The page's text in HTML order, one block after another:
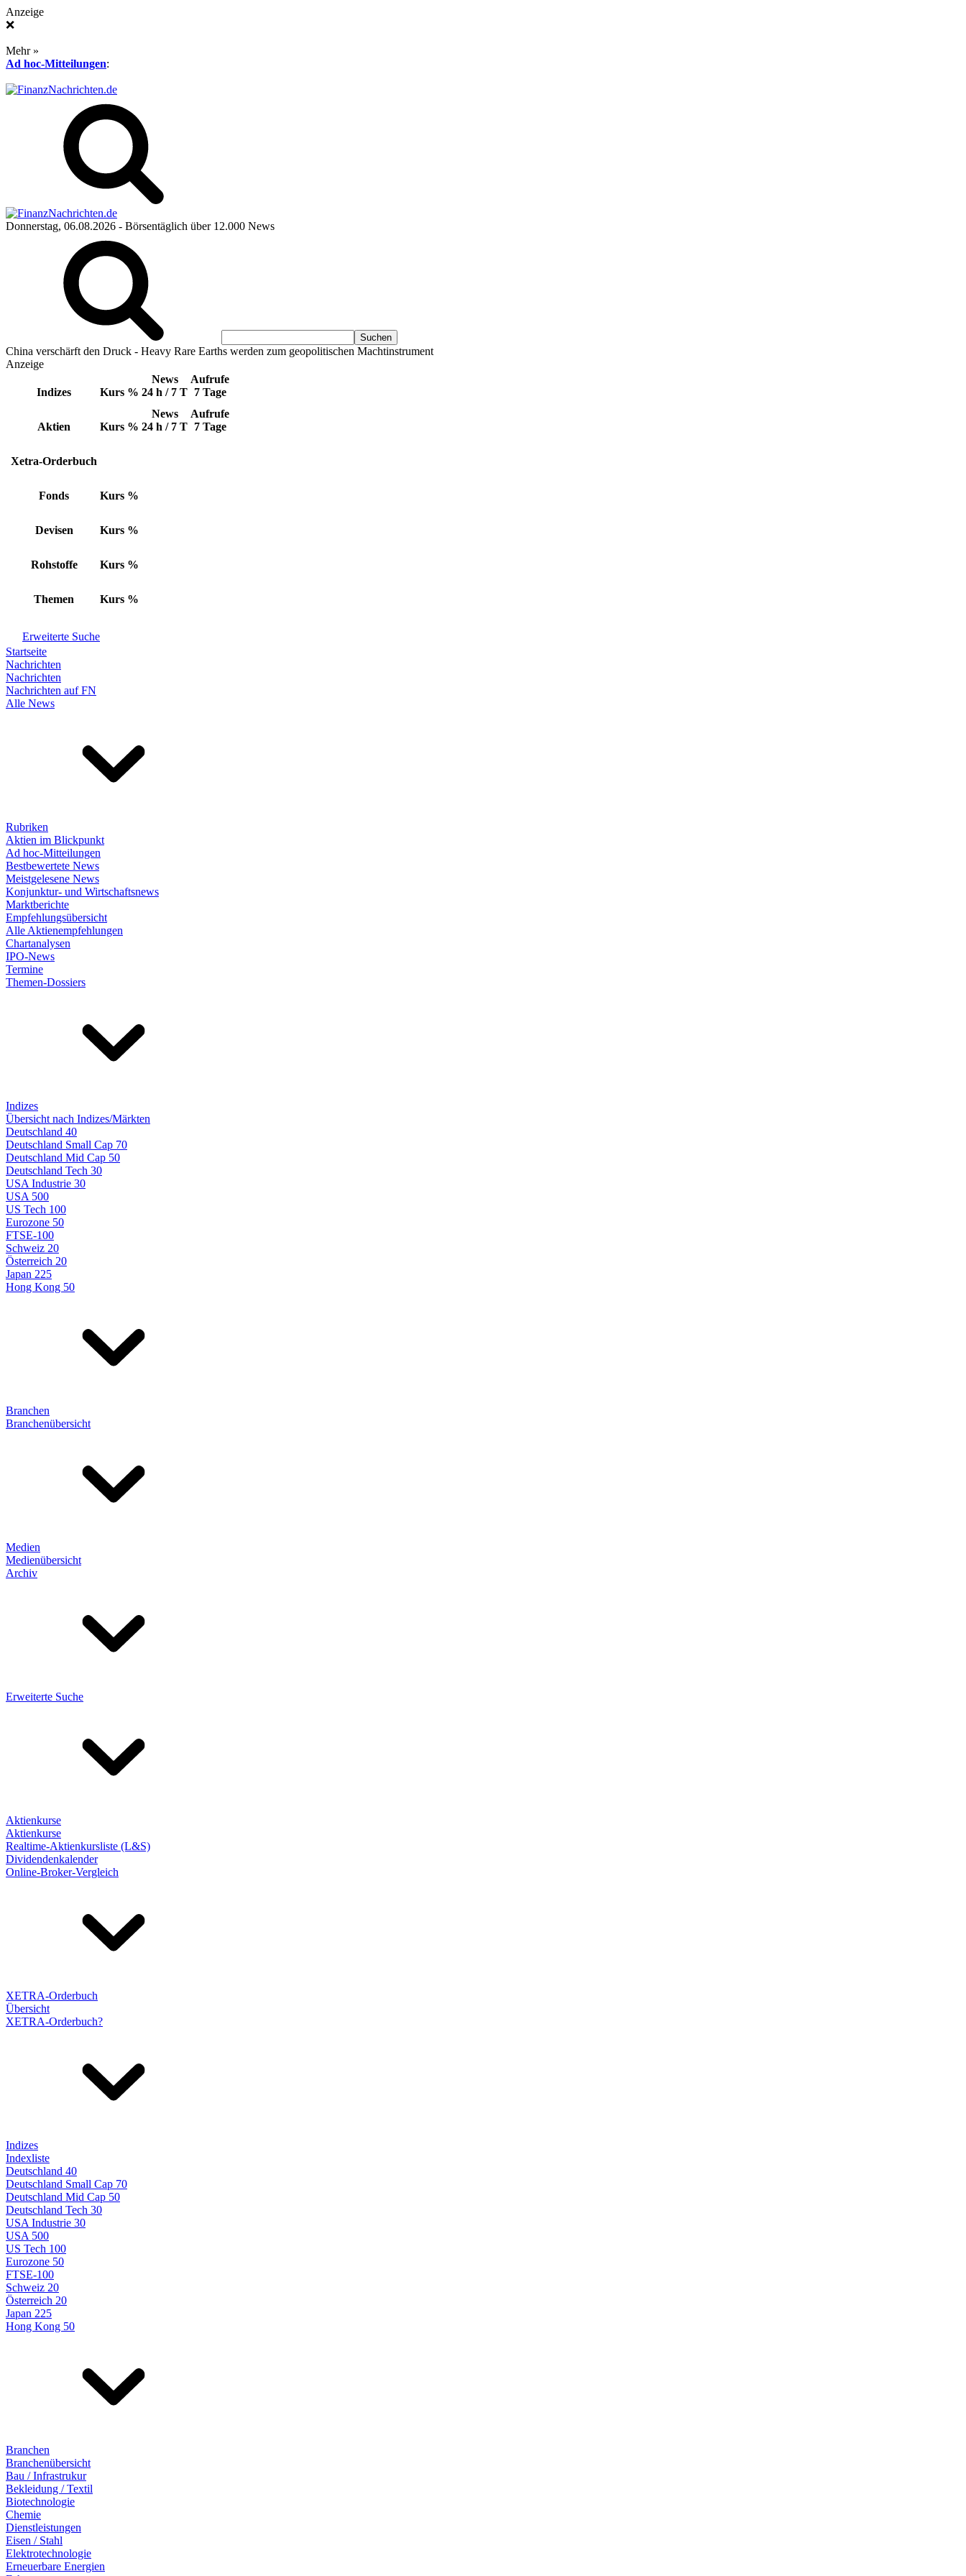
Anzeige
❌
Mehr »
Ad hoc-Mitteilungen:
Donnerstag, 06.08.2026 - Börsentäglich über 12.000 News
China verschärft den Druck - Heavy Rare Earths werden zum geopolitischen Machtinstrument
Anzeige
Indizes Kurs %
News
24 h / 7 T
Aufrufe
7 Tage
Aktien Kurs %
News
24 h / 7 T
Aufrufe
7 Tage
Xetra-Orderbuch
Fonds Kurs %
Devisen Kurs %
Rohstoffe Kurs %
Themen Kurs %
Erweiterte Suche
Startseite
Nachrichten
Nachrichten
Nachrichten auf FN
Alle News
Rubriken
Aktien im Blickpunkt
Ad hoc-Mitteilungen
Bestbewertete News
Meistgelesene News
Konjunktur- und Wirtschaftsnews
Marktberichte
Empfehlungsübersicht
Alle Aktienempfehlungen
Chartanalysen
IPO-News
Termine
Themen-Dossiers
Indizes
Übersicht nach Indizes/Märkten
Deutschland 40
Deutschland Small Cap 70
Deutschland Mid Cap 50
Deutschland Tech 30
USA Industrie 30
USA 500
US Tech 100
Eurozone 50
FTSE-100
Schweiz 20
Österreich 20
Japan 225
Hong Kong 50
Branchen
Branchenübersicht
Medien
Medienübersicht
Archiv
Erweiterte Suche
Aktienkurse
Aktienkurse
Realtime-Aktienkursliste (L&S)
Dividendenkalender
Online-Broker-Vergleich
XETRA-Orderbuch
Übersicht
XETRA-Orderbuch?
Indizes
Indexliste
Deutschland 40
Deutschland Small Cap 70
Deutschland Mid Cap 50
Deutschland Tech 30
USA Industrie 30
USA 500
US Tech 100
Eurozone 50
FTSE-100
Schweiz 20
Österreich 20
Japan 225
Hong Kong 50
Branchen
Branchenübersicht
Bau / Infrastrukur
Bekleidung / Textil
Biotechnologie
Chemie
Dienstleistungen
Eisen / Stahl
Elektrotechnologie
Erneuerbare Energien